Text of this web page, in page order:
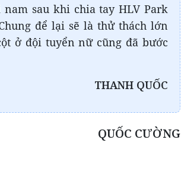
sau khi chia tay HLV Park
để lại sẽ là thử thách lớn
ở đội tuyển nữ cũng đã bước
THANH QUỐC
QUỐC CƯỜNG